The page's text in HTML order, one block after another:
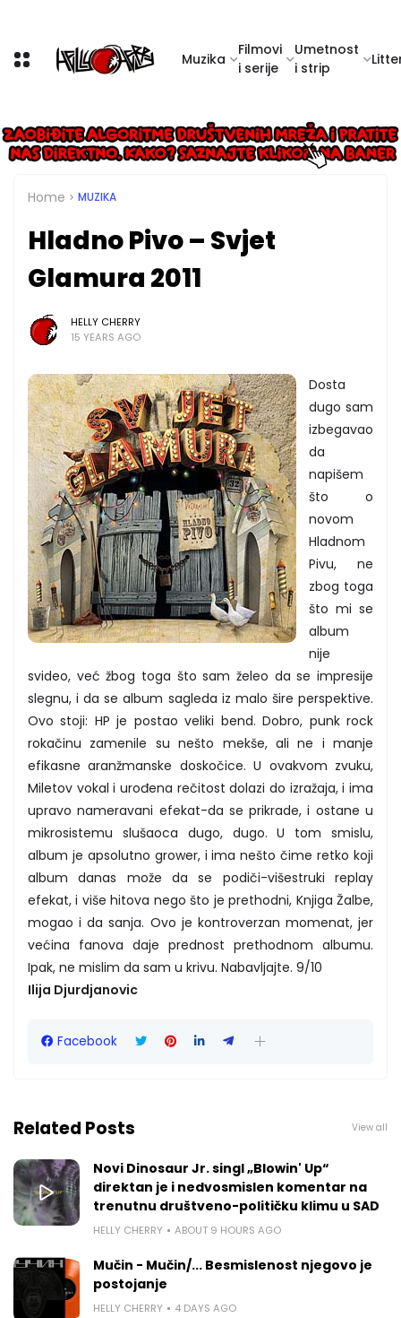
Muzika
Filmovi
i serije
Umetnost
i strip
Home MUZIKA
Hladno Pivo – Svjet
Glamura 2011
HELLY CHERRY
15 YEARS AGO
Dosta
dugo sam
izbegavao
da
napišem
što o
novom
Hladnom
Pivu, ne
zbog toga
što mi se
album
nije
svideo, već žbog toga što sam želeo da se impresije
slegnu, i da se album sagleda iz malo šire perspektive.
Ovo stoji: HP je postao veliki bend. Dobro, punk rock
rokačinu zamenile su nešto mekše, ali ne i manje
efikasne aranžmanske doskočice. U ovakvom zvuku,
Miletov vokal i urođena rečitost dolazi do izražaja, i ima
upravo nameravani efekat-da se prikrade, i ostane u
mikrosistemu slušaoca dugo, dugo. U tom smislu,
album je apsolutno grower, i ima nešto čime retko koji
album danas može da se podiči-višestruki replay
efekat, i više hitova nego što je prethodni, Knjiga Žalbe,
mogao i da sanja. Ovo je kontroverzan momenat, jer
većina fanova daje prednost prethodnom albumu.
Ipak, ne mislim da sam u krivu. Nabavljajte. 9/10
Ilija Djurdjanovic
Facebook
Related Posts View all
Novi Dinosaur Jr. singl „Blowin' Up“
direktan je i nedvosmislen komentar na
trenutnu društveno-političku klimu u SAD
HELLY CHERRY ABOUT 9 HOURS AGO
Mučin - Mučin/... Besmislenost njegovo je
postojanje
HELLY CHERRY 4 DAYS AGO